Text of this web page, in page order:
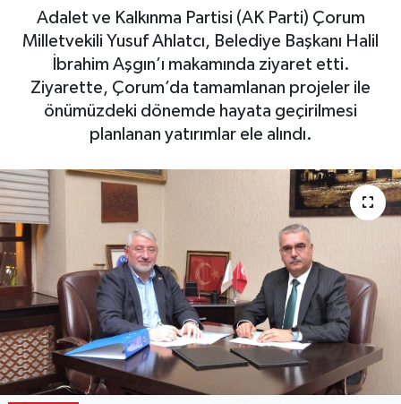
Adalet ve Kalkınma Partisi (AK Parti) Çorum
Milletvekili Yusuf Ahlatcı, Belediye Başkanı Halil
İbrahim Aşgın’ı makamında ziyaret etti.
Ziyarette, Çorum’da tamamlanan projeler ile
önümüzdeki dönemde hayata geçirilmesi
planlanan yatırımlar ele alındı.
Alaca
Bayat
Boğazkale
İskilip
Laçin
Mecitözü
Oğuzlar
Trafik Durumu
Süper Lig Puan Durumu ve Fikstür
Tüm Manşetler
Haber Arşivi